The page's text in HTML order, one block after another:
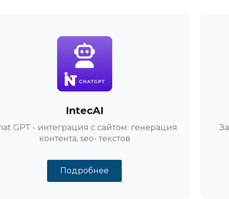
IntecAI
GPT - интеграция с сайтом: генерация
контента, seo- текстов
Подробнее